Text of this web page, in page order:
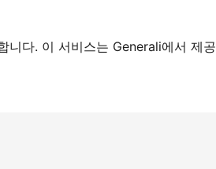
니다. 이 서비스는 Generali에서 제